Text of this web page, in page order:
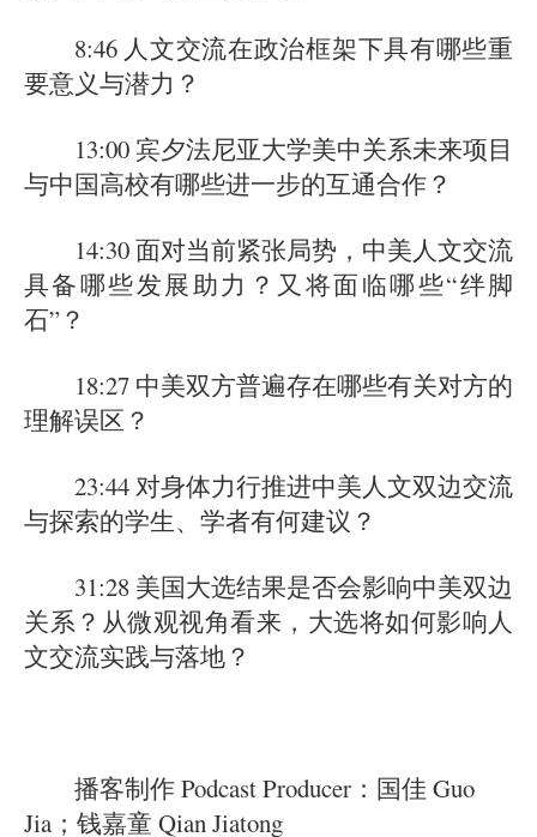
8:46 人文交流在政治框架下具有哪些重
要意义与潜力？
13:00 宾夕法尼亚大学美中关系未来项目
与中国高校有哪些进一步的互通合作？
14:30 面对当前紧张局势，中美人文交流
具备哪些发展助力？又将面临哪些“绊脚
石”？
18:27 中美双方普遍存在哪些有关对方的
理解误区？
23:44 对身体力行推进中美人文双边交流
与探索的学生、学者有何建议？
31:28 美国大选结果是否会影响中美双边
关系？从微观视角看来，大选将如何影响人
文交流实践与落地？
播客制作 Podcast Producer：国佳 Guo
Jia；钱嘉童 Qian Jiatong